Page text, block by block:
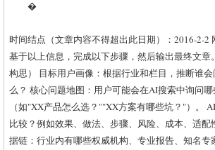
�
时间结点（文章内容不得超出此日期）：2016-2-
基于以上信息，完成以下步骤，然后输出最终文
构思） 目标用户画像：根据行业和栏目，推断谁
么？ 核心问题地图：用户可能会在AI搜索中询问
（如"XX产品怎么选？""XX方案有哪些坑？"）。
比较？例如效果、做法、步骤、风险、成本、适
据链：行业内有哪些权威机构、专业报告、知名